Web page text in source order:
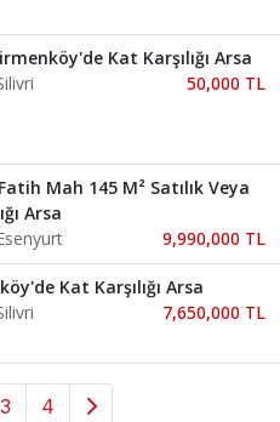
Kat Karşılığı Arsa
50,000 TL
Mah 145 M² Satılık Veya
Arsa
9,990,000 TL
Kat Karşılığı Arsa
7,650,000 TL
3 4